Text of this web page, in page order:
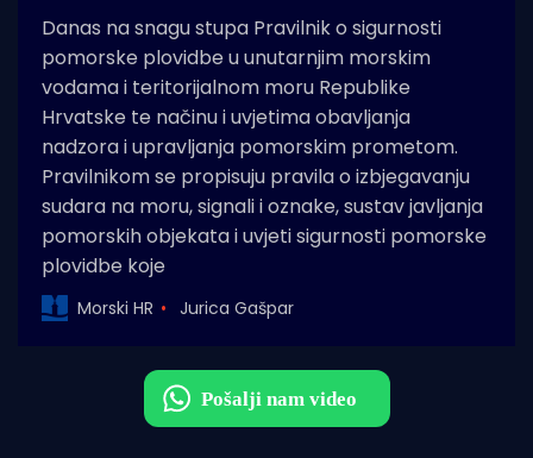
Danas na snagu stupa Pravilnik o sigurnosti
pomorske plovidbe u unutarnjim morskim
vodama i teritorijalnom moru Republike
Hrvatske te načinu i uvjetima obavljanja
nadzora i upravljanja pomorskim prometom.
Pravilnikom se propisuju pravila o izbjegavanju
sudara na moru, signali i oznake, sustav javljanja
pomorskih objekata i uvjeti sigurnosti pomorske
plovidbe koje
Morski HR Jurica Gašpar